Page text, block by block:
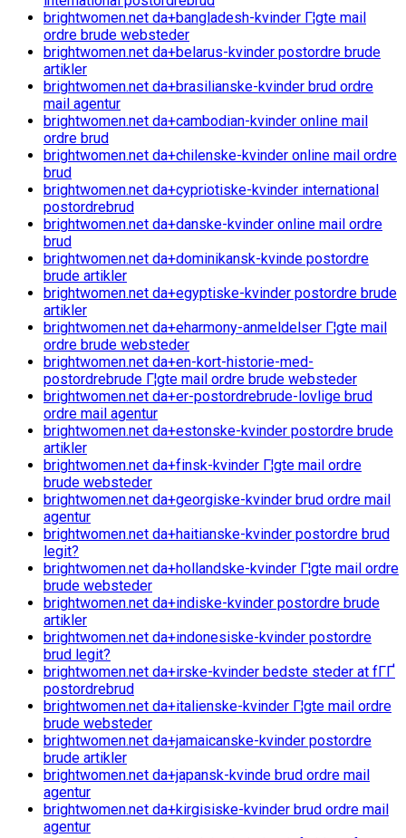
brightwomen.net da+bangladesh-kvinder Г¦gte mail
ordre brude websteder
brightwomen.net da+belarus-kvinder postordre brude
artikler
brightwomen.net da+brasilianske-kvinder brud ordre
mail agentur
brightwomen.net da+cambodian-kvinder online mail
ordre brud
brightwomen.net da+chilenske-kvinder online mail ordre
brud
brightwomen.net da+cypriotiske-kvinder international
postordrebrud
brightwomen.net da+danske-kvinder online mail ordre
brud
brightwomen.net da+dominikansk-kvinde postordre
brude artikler
brightwomen.net da+egyptiske-kvinder postordre brude
artikler
brightwomen.net da+eharmony-anmeldelser Г¦gte mail
ordre brude websteder
brightwomen.net da+en-kort-historie-med-
postordrebrude Г¦gte mail ordre brude websteder
brightwomen.net da+er-postordrebrude-lovlige brud
ordre mail agentur
brightwomen.net da+estonske-kvinder postordre brude
artikler
brightwomen.net da+finsk-kvinder Г¦gte mail ordre
brude websteder
brightwomen.net da+georgiske-kvinder brud ordre mail
agentur
brightwomen.net da+haitianske-kvinder postordre brud
legit?
brightwomen.net da+hollandske-kvinder Г¦gte mail ordre
brude websteder
brightwomen.net da+indiske-kvinder postordre brude
artikler
brightwomen.net da+indonesiske-kvinder postordre
brud legit?
brightwomen.net da+irske-kvinder bedste steder at fГҐ
postordrebrud
brightwomen.net da+italienske-kvinder Г¦gte mail ordre
brude websteder
brightwomen.net da+jamaicanske-kvinder postordre
brude artikler
brightwomen.net da+japansk-kvinde brud ordre mail
agentur
brightwomen.net da+kirgisiske-kvinder brud ordre mail
agentur